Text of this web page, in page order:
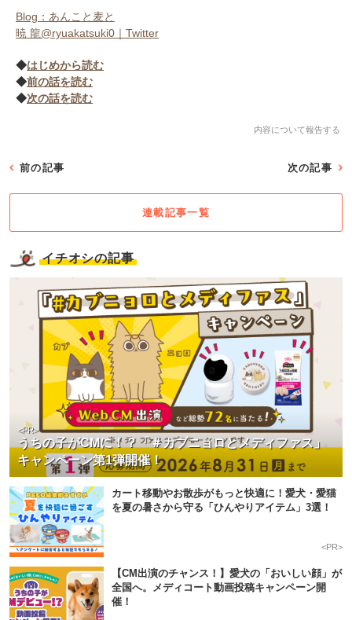
Blog：あんこと麦と
暁 龍@ryuakatsuki0｜Twitter
◆はじめから読む
◆前の話を読む
◆次の話を読む
内容について報告する
前の記事 次の記事
連載記事一覧
イチオシの記事
うちの子がCMに！？「＃カブニョロとメディファス」
キャンペーン第1弾開催！
<PR>
カート移動やお散歩がもっと快適に！愛犬・愛猫
を夏の暑さから守る「ひんやりアイテム」3選！
<PR>
【CM出演のチャンス！】愛犬の「おいしい顔」が
全国へ。メディコート動画投稿キャンペーン開
催！